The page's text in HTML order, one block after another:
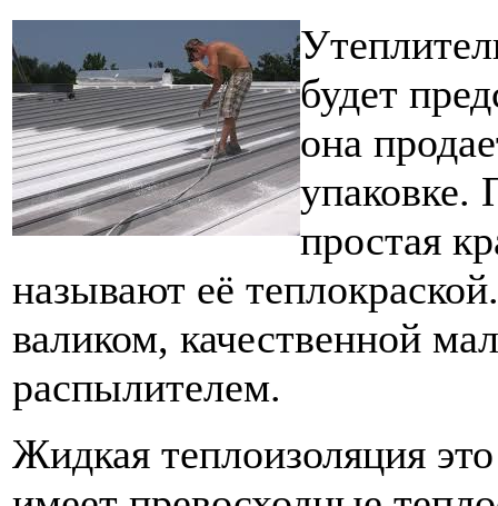
будет
она
упаковке.
простая
называют её
валиком, качественной
распылителем.
Жидкая теплоизоляция